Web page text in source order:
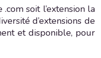
soit l’extension la
d’extensions de
et disponible, pour